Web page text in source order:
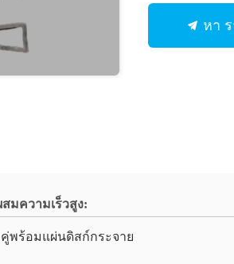
หา
สมความเร็วสูง:
คู่พร้อมแผ่นดิสก์กระจาย